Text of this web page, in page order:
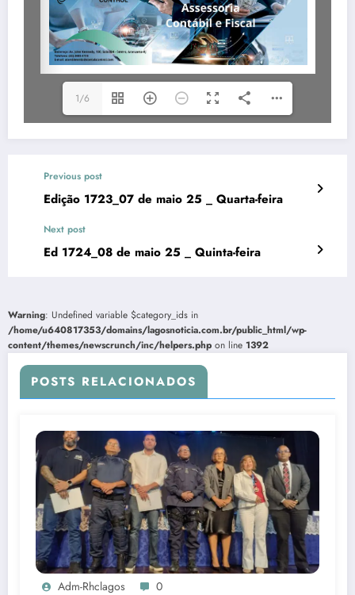
1/6
Previous post
Edição 1723_07 de maio 25 _ Quarta-feira
Next post
Ed 1724_08 de maio 25 _ Quinta-feira
Warning: Undefined variable $category_ids in
/home/u640817353/domains/lagosnoticia.com.br/public_html/wp-
content/themes/newscrunch/inc/helpers.php on line 1392
POSTS RELACIONADOS
Adm-Rhclagos 0